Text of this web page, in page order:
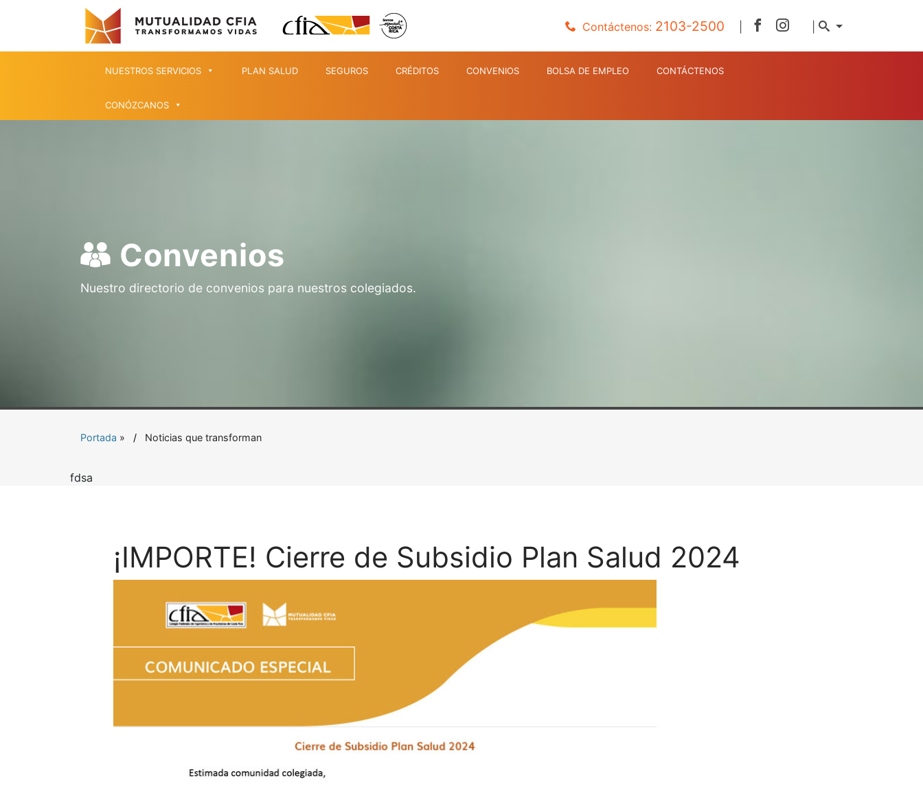
Contáctenos: 2103-2500 |
NUESTROS SERVICIOS PLAN SALUD SEGUROS CRÉDITOS CONVENIOS BOLSA DE EMPLEO CONTÁCTENOS
CONÓZCANOS
Convenios
Nuestro directorio de convenios para nuestros colegiados.
Portada » Noticias que transforman
fdsa
¡IMPORTE! Cierre de Subsidio Plan Salud 2024